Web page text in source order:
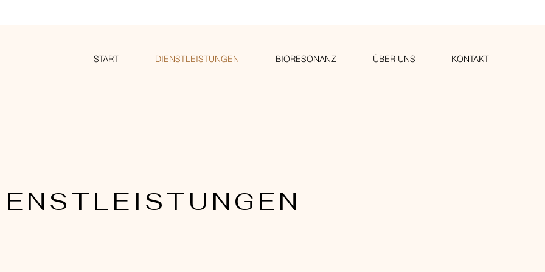
START DIENSTLEISTUNGEN BIORESONANZ ÜBER UNS KONTAKT